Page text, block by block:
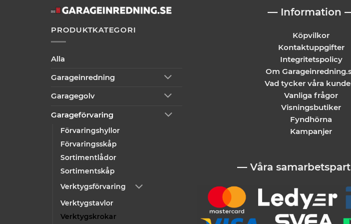
PRODUKTKATEGORI
Alla
Garageinredning
Garagegolv
Garageförvaring
Förvaringshyllor
Förvaringsskåp
Sortimentlådor
Sortimentskåp
Verktygsförvaring
Verktygstavlor
Verktygskrokar
— Information
Köpvilkor
Kontaktuppgifter
Integritetspolicy
Om
Vad tycker våra
Vanliga frågor
Visningsbutiker
Fyndhörna
Kampanjer
— Våra